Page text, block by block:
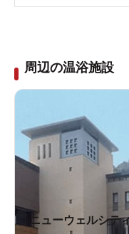
周辺の温浴施設
ニューウェルシテ